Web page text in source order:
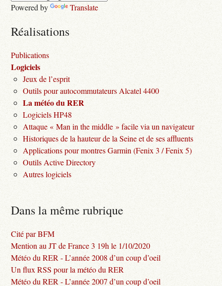
Powered by Translate
Réalisations
Publications
Logiciels
Jeux de l’esprit
Outils pour autocommutateurs Alcatel 4400
La météo du RER
Logiciels HP48
Attaque « Man in the middle » facile via un navigateur
Historiques de la hauteur de la Seine et de ses affluents
Applications pour montres Garmin (Fenix 3 / Fenix 5)
Outils Active Directory
Autres logiciels
Dans la même rubrique
Cité par BFM
Mention au JT de France 3 19h le 1/10/2020
Météo du RER - L’année 2008 d’un coup d’oeil
Un flux RSS pour la météo du RER
Météo du RER - L’année 2007 d’un coup d’oeil